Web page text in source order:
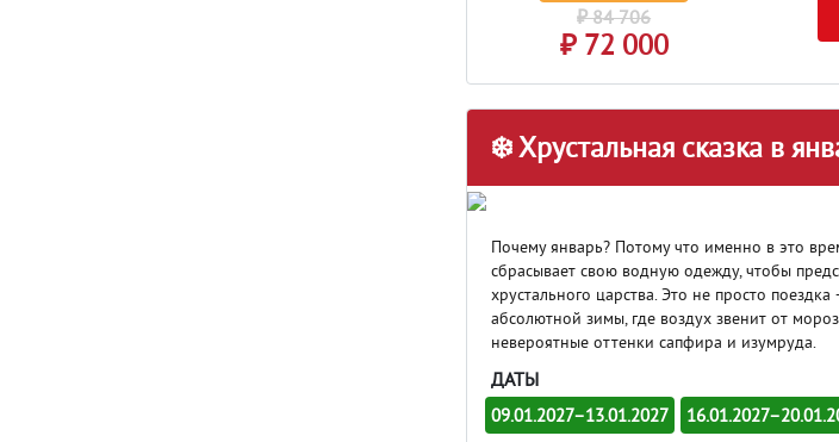
₽ 84 706
₽ 72 000
❄️ Хрустальная сказка в
Почему январь? Потому что именно в это
сбрасывает свою водную одежду, чтобы
хрустального царства. Это не просто
абсолютной зимы, где воздух звенит от
невероятные оттенки сапфира и изумруда.
ДАТЫ
09.01.2027–13.01.2027